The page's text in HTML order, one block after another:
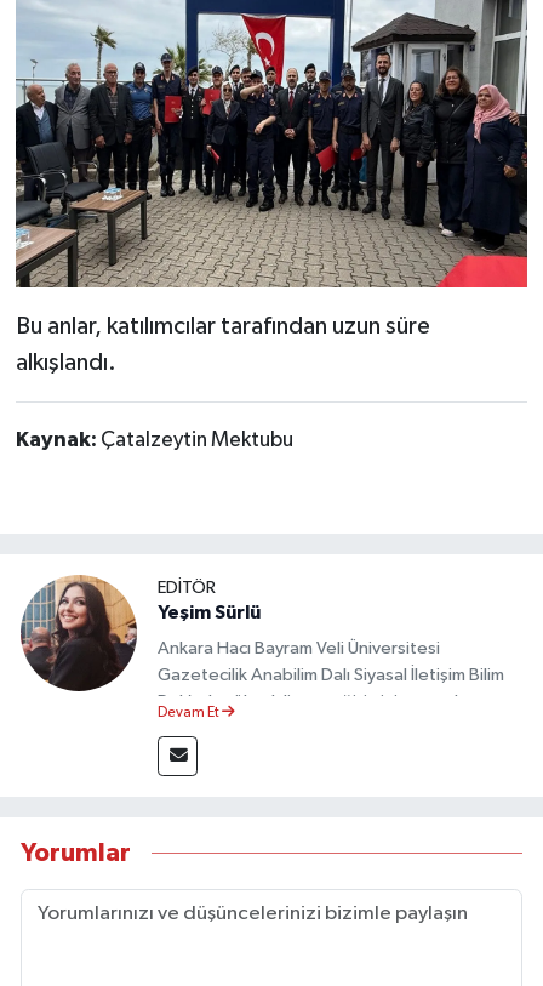
Bu anlar, katılımcılar tarafından uzun süre
alkışlandı.
Kaynak: Çatalzeytin Mektubu
EDİTÖR
Yeşim Sürlü
Ankara Hacı Bayram Veli Üniversitesi
Gazetecilik Anabilim Dalı Siyasal İletişim Bilim
Dalı’nda yüksek lisans eğitimini tamamlamıştır.
akademik çalışmalar gerçekleştirmiştir.
Taşköprü Postası internet haber sitesinde
Devam Et
Yorumlar